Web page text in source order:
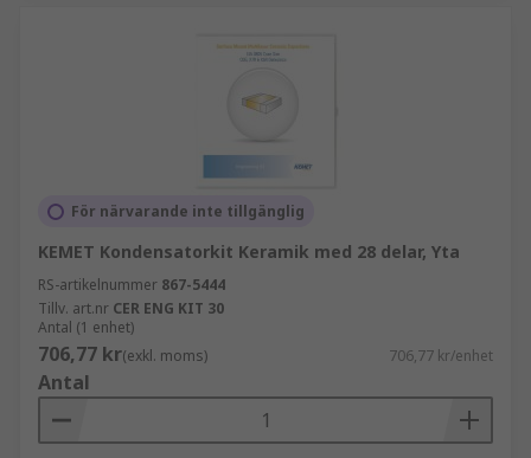
För närvarande inte tillgänglig
KEMET Kondensatorkit Keramik med 28 delar, Yta
RS-artikelnummer 867-5444
Tillv. art.nr CER ENG KIT 30
Antal (1 enhet)
706,77 kr(exkl. moms) 706,77 kr/enhet
Antal